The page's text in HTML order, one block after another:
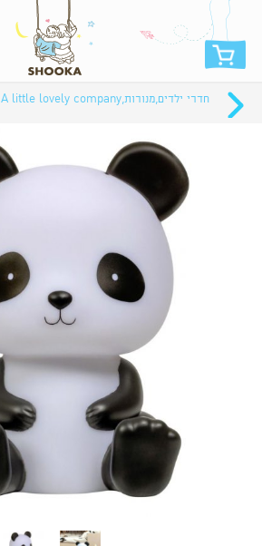
חדרי ילדים,מנורות,
A little lovely company